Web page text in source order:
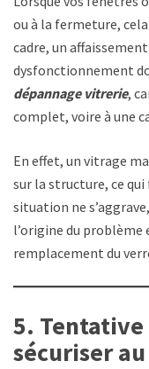
ou à la fermeture,
cadre, un
dysfonctionnement
dépannage vitrerie,
complet, voire à une
En effet, un vitrage
sur la structure, ce qui
situation ne
l’origine du problème
remplacement du
5.
sécuriser